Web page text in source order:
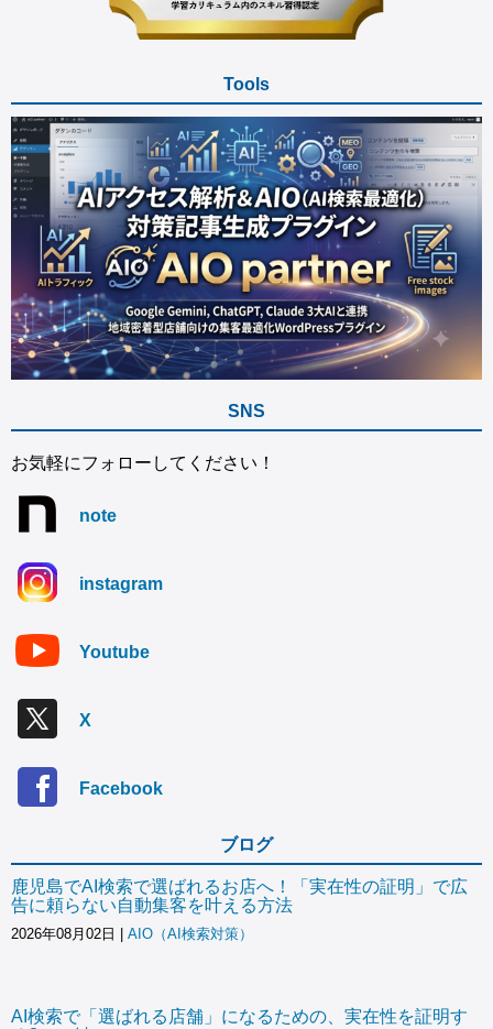
Tools
SNS
お気軽にフォローしてください！
note
instagram
Youtube
X
Facebook
ブログ
鹿児島でAI検索で選ばれるお店へ！「実在性の証明」で広
告に頼らない自動集客を叶える方法
2026年08月02日 AIO（AI検索対策）
AI検索で「選ばれる店舗」になるための、実在性を証明す